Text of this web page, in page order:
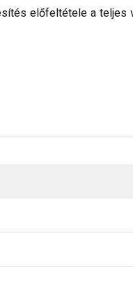
előfeltétele a teljes